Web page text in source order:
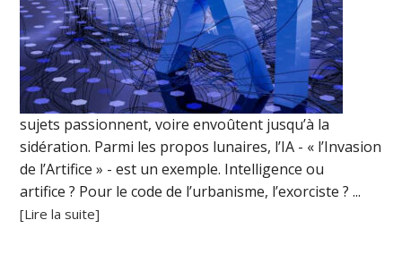
sujets passionnent, voire envoûtent jusqu’à la
sidération. Parmi les propos lunaires, l’IA - « l’Invasion
de l’Artifice » - est un exemple. Intelligence ou
artifice ? Pour le code de l’urbanisme, l’exorciste ? ...
[Lire la suite]